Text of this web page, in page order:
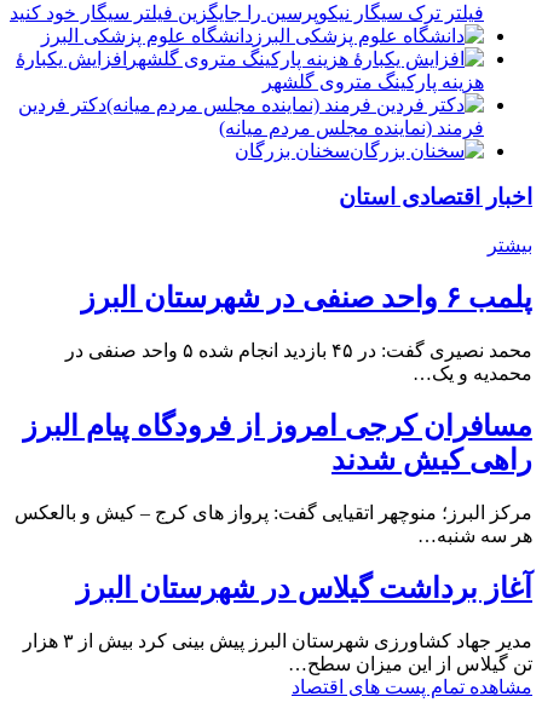
فیلتر ترک سیگار نیکوپرسین را جایگزین فیلتر سیگار خود کنید
دانشگاه علوم پزشکی البرز
افزایش یکبارۀ
هزینه پارکینگ متروی گلشهر
دكتر فردين
فرمند (نماينده مجلس مردم میانه)
سخنان بزرگان
اخبار اقتصادی استان
بیشتر
پلمب ۶ واحد صنفی در شهرستان البرز
محمد نصیری گفت: در ۴۵ بازدید انجام شده ۵ واحد صنفی در
محمدیه و یک…
مسافران کرجی امروز از فرودگاه پیام البرز
راهی کیش شدند
مرکز البرز؛ منوچهر اتقیایی گفت: پرواز های کرج – کیش و بالعکس
هر سه شنبه…
آغاز برداشت گیلاس در شهرستان البرز
مدیر جهاد کشاورزی شهرستان البرز پیش بینی کرد بیش از ۳ هزار
تن گیلاس از این میزان سطح…
مشاهده تمام پست های اقتصاد